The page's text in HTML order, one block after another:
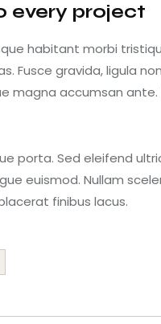
every project
habitant morbi
Fusce gravida, ligula
magna accumsan ante.
porta. Sed eleifend
euismod. Nullam
finibus lacus.